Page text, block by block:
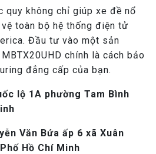
quy không chỉ giúp xe đề nổ
toàn bộ hệ thống điện tử
Đầu tư vào một sản
chính là cách bảo
đẳng cấp của bạn.
lộ 1A phường Tam Bình
Văn Bứa ấp 6 xã Xuân
Hồ Chí Minh